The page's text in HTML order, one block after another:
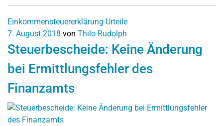
Einkommensteuererklärung Urteile
7. August 2018 von Thilo Rudolph
Steuerbescheide: Keine Änderung
bei Ermittlungsfehler des
Finanzamts